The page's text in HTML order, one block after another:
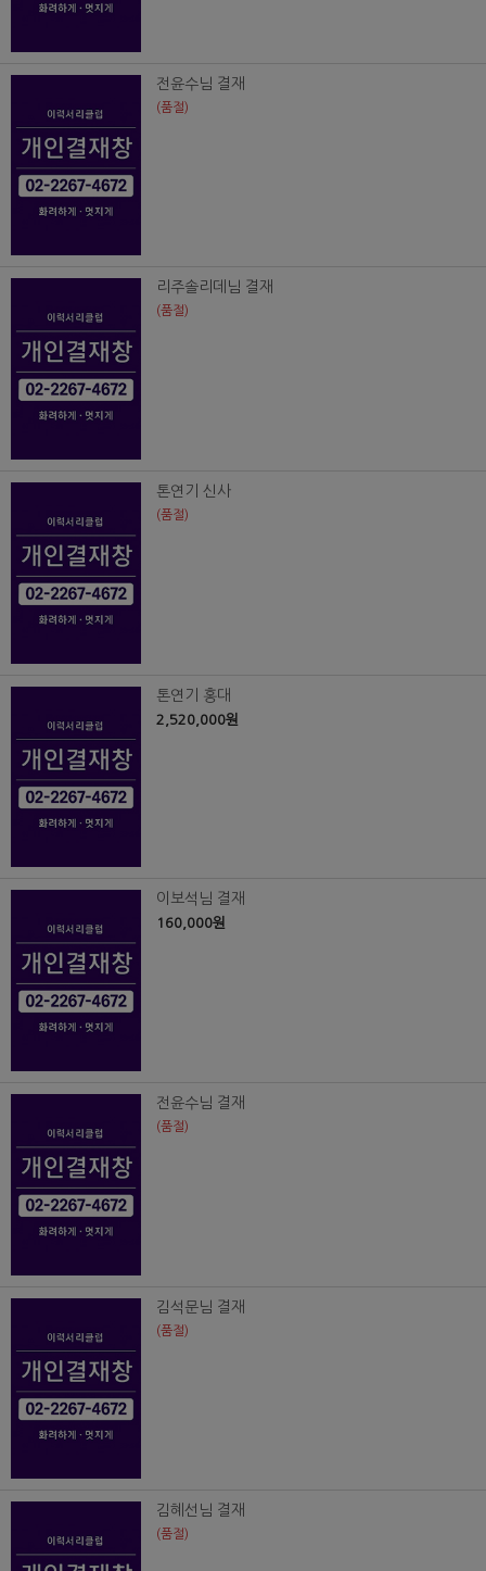
전윤수님 결재
(품절)
리주솔리데님 결재
(품절)
톤연기 신사
(품절)
톤연기 홍대
2,520,000원
이보석님 결재
160,000원
전윤수님 결재
(품절)
김석문님 결재
(품절)
김혜선님 결재
(품절)